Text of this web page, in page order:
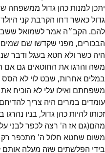
יתכן למנות כהן גדול ממשפחה
גדול כאשר דחו הקרבת קני
להם. הקב״ה אמר לשמואל
הבכורים, מפני שקדשו שם
היה כשר ולא חטא בעגל ודבר
משה והרגו את החוטאים גם אם
במלים אחרות, שבט לוי לא הסס
משפחתם ואילו עלי לא הוכיח את
עומדים במרים היה צריך
זכותו להיות כהן גדול, בניו
מהם(גם אז ה' רצה לכפר לבני
משום שחטא חלול ה' מתכפר
בידי הפלשתים שזה מעלה אותם